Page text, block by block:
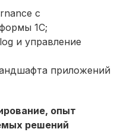
с
1С;
и управление
приложений
опыт
решений